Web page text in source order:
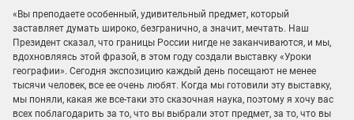
«Вы преподаете особенный, удивительный предмет, который
заставляет думать широко, безгранично, а значит, мечтать. Наш
Президент сказал, что границы России нигде не заканчиваются, и мы,
вдохновляясь этой фразой, в этом году создали выставку «Уроки
географии». Сегодня экспозицию каждый день посещают не менее
тысячи человек, все ее очень любят. Когда мы готовили эту выставку,
мы поняли, какая же все-таки это сказочная наука, поэтому я хочу вас
всех поблагодарить за то, что вы выбрали этот предмет, за то, что вы